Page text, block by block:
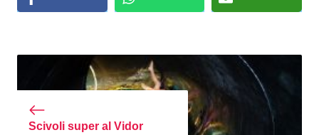
Scivoli super al Vidor